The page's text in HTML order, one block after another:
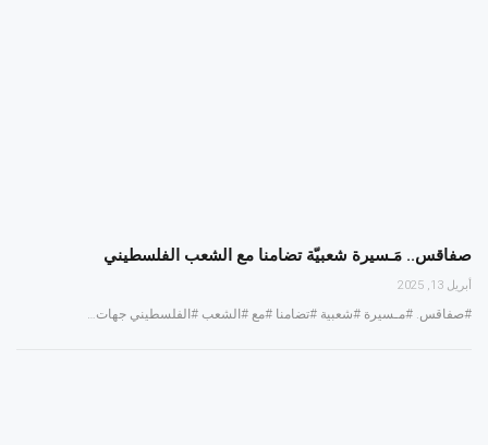
صفاقس.. مَـسيرة شعبيّة تضامنا مع الشعب الفلسطيني
أبريل 13, 2025
#صفاقس. #مـسيرة #شعبية #تضامنا #مع #الشعب #الفلسطيني جهات…